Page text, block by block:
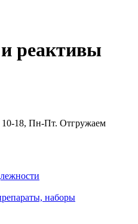
реактивы
18, Пн-Пт. Отгружаем
наборы